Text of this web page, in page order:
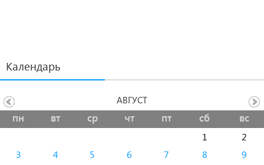
Календарь
пн вт ср чт пт сб вс
1
2
3
4 5 6 7 8
9
АВГУСТ